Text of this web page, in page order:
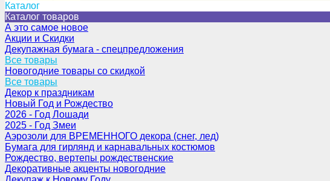
Каталог
Каталог товаров
А это самое новое
Акции и Скидки
Декупажная бумага - спецпредложения
Все товары
Новогодние товары со скидкой
Все товары
Декор к праздникам
Новый Год и Рождество
2026 - Год Лошади
2025 - Год Змеи
Аэрозоли для ВРЕМЕННОГО декора (снег, лед)
Бумага для гирлянд и карнавальных костюмов
Рождество, вертепы рождественские
Декоративные акценты новогодние